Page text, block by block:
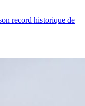
record historique de